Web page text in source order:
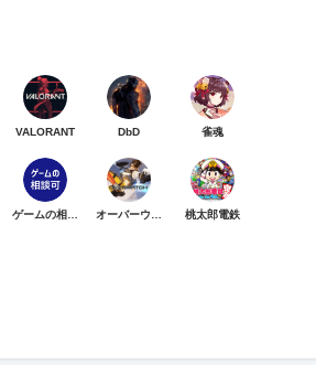
VALORANT DbD 雀魂
桃太郎電鉄